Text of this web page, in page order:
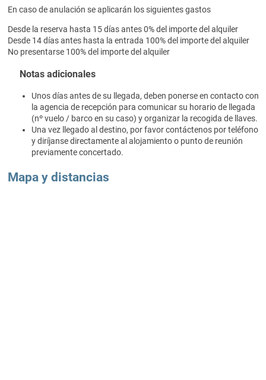
En caso de anulación se aplicarán los siguientes gastos
Desde la reserva hasta 15 días antes 0% del importe del alquiler
Desde 14 días antes hasta la entrada 100% del importe del alquiler
No presentarse 100% del importe del alquiler
Notas adicionales
Unos días antes de su llegada, deben ponerse en contacto con
la agencia de recepción para comunicar su horario de llegada
(nº vuelo / barco en su caso) y organizar la recogida de llaves.
Una vez llegado al destino, por favor contáctenos por teléfono
y diríjanse directamente al alojamiento o punto de reunión
previamente concertado.
Mapa y distancias